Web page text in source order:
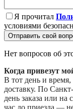
Я прочитал
условиями
Отправить свой
Нет вопросов об
Когда привезут
В тот день и
доставку. По
день заказа или
час до приезда —